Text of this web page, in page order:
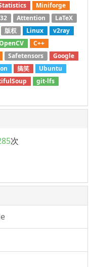
Miniforge
Attention
LaTeX
版权 Linux
v2ray
C++
Safetensors
Google
搞笑
Ubuntu
git-lfs
次